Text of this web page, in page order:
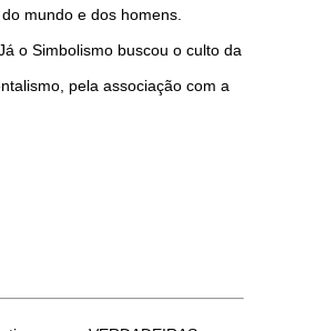
mundo e dos homens.
o Simbolismo buscou o culto da
pela associação com a